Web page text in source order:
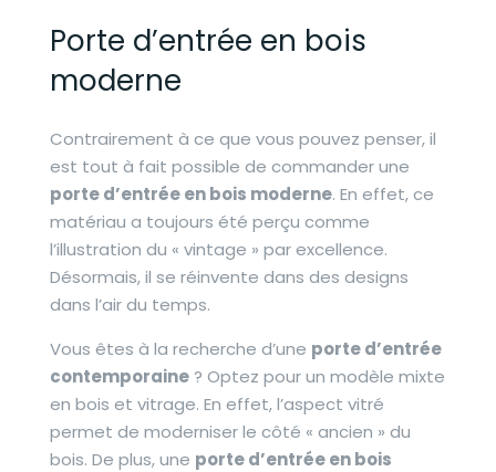
Porte d’entrée en bois
moderne
Contrairement à ce que vous pouvez penser, il
est tout à fait possible de commander une
porte d’entrée en bois moderne. En effet, ce
matériau a toujours été perçu comme
l’illustration du « vintage » par excellence.
Désormais, il se réinvente dans des designs
dans l’air du temps.
Vous êtes à la recherche d’une porte d’entrée
contemporaine? Optez pour un modèle mixte
en bois et vitrage. En effet, l’aspect vitré
permet de moderniser le côté « ancien » du
bois. De plus, une porte d’entrée en bois